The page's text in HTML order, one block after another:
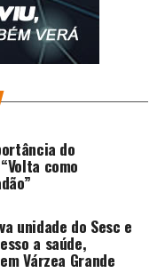
do
como
unidade do Sesc e
a saúde,
Várzea Grande